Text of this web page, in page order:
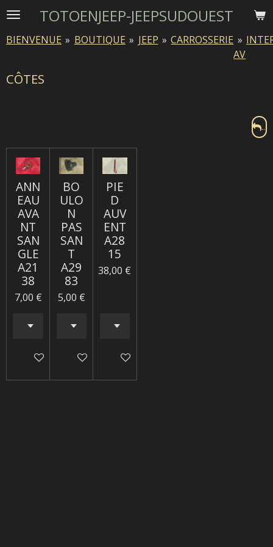
Passer
contenu
TOTOENJEEP-JEEPSUDOUEST
BIENVENUE » BOUTIQUE » JEEP » CARROSSERIE »
AV
CÔTES
...
ANN
EAU
AVA
NT
SAN
GLE
A21
38
7,00 €
Ajouter au panier
BO
ULO
N
PAS
SAN
T
A29
83
5,00 €
Ajouter au panier
PIE
D
AUV
ENT
A28
15
38,00 €
Ajouter au panier